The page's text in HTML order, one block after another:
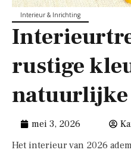
Interieur & Inrichting
rustige
mei 3, 2026
Het interieur van 2026